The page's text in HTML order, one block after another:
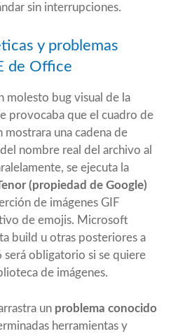
sin interrupciones.
y problemas
de Office
molesto bug visual de la
provocaba que el cuadro de
una cadena de
nombre real del archivo al
se ejecuta la
(propiedad de Google)
de imágenes GIF
de emojis. Microsoft
build u otras posteriores a
obligatorio si se quiere
de imágenes.
un problema conocido
herramientas y